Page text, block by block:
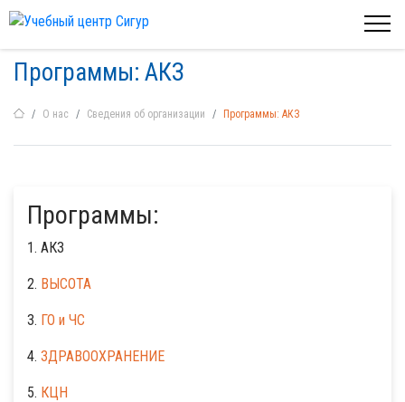
Программы: АКЗ
О нас Сведения об организации Программы: АКЗ
Программы:
1. АКЗ
2. ВЫСОТА
3. ГО и ЧС
4. ЗДРАВООХРАНЕНИЕ
5. КЦН